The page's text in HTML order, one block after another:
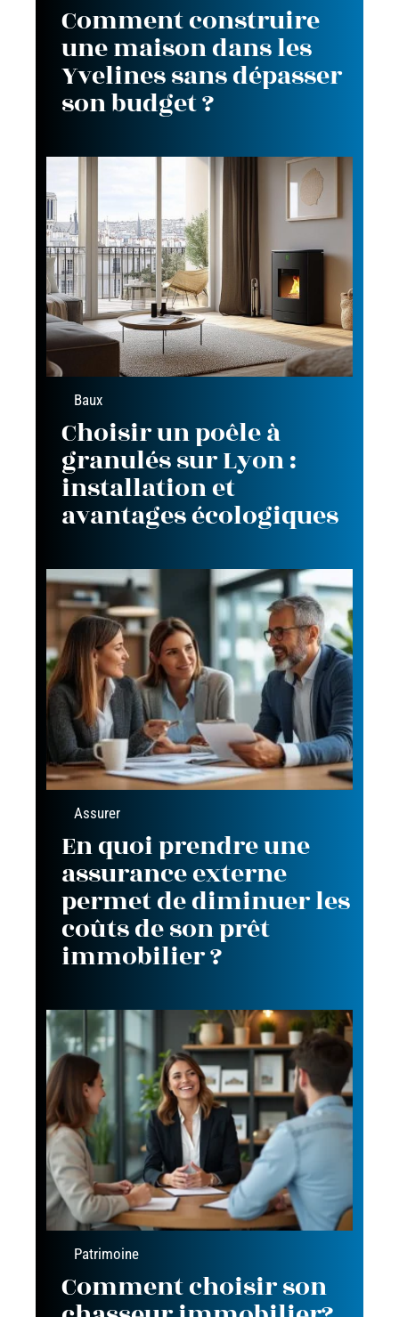
Comment construire
une maison dans les
Yvelines sans dépasser
son budget ?
Baux
Choisir un poêle à
granulés sur Lyon :
installation et
avantages écologiques
Assurer
En quoi prendre une
assurance externe
permet de diminuer les
coûts de son prêt
immobilier ?
Patrimoine
Comment choisir son